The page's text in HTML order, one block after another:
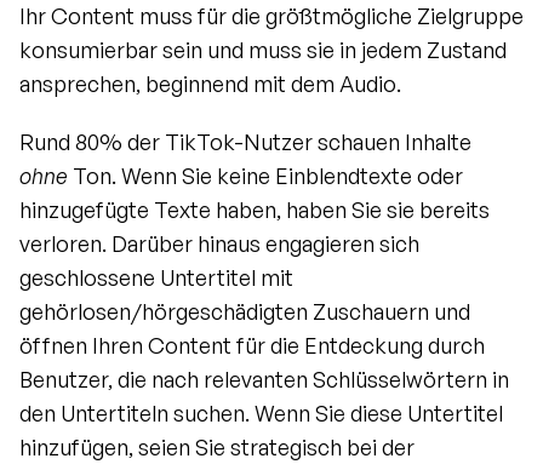
Ihr Content muss für die größtmögliche Zielgruppe
konsumierbar sein und muss sie in jedem Zustand
ansprechen, beginnend mit dem Audio.
ohne Ton. Wenn Sie keine Einblendtexte oder
hinzugefügte Texte haben, haben Sie sie bereits
verloren. Darüber hinaus engagieren sich
geschlossene Untertitel mit
gehörlosen/hörgeschädigten Zuschauern und
öffnen Ihren Content für die Entdeckung durch
Benutzer, die nach relevanten Schlüsselwörtern in
den Untertiteln suchen. Wenn Sie diese Untertitel
hinzufügen, seien Sie strategisch bei der